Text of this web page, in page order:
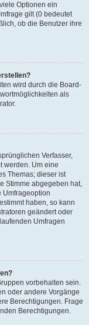
Optionen ein
gilt (0 bedeutet
ob die Benutzer ihre
wird durch die Board-
als
Verfasser,
werden. Um eine
Themas; dieser ist
Stimme abgegeben hat,
Umfrageoption
haben, so kann
geändert oder
Umfragen
vorbehalten sein.
oder andere Vorgänge
Berechtigungen. Frage
Berechtigungen.